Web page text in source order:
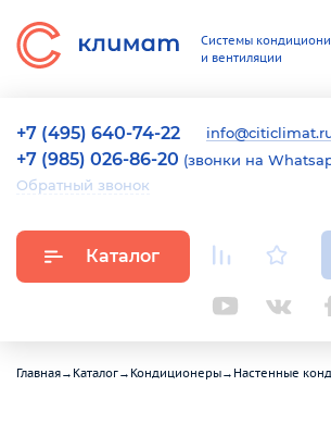
Системы
и вентиляции
+7 (495) 640-74-22
+7 (985) 026-86-20 (звонки на
Обратный звонок
Каталог
Главная→ Каталог→ Кондиционеры→ Настенные